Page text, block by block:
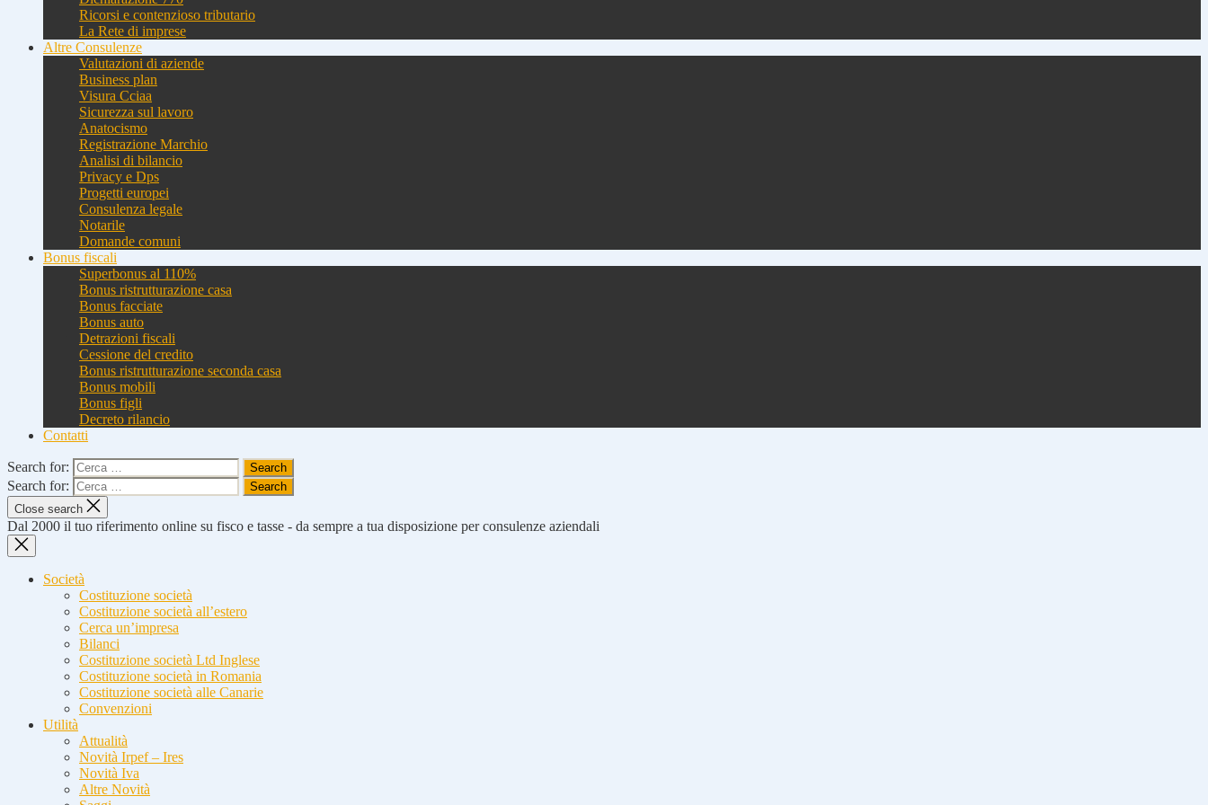
Ricorsi e contenzioso tributario
La Rete di imprese
Altre Consulenze
Valutazioni di aziende
Business plan
Visura Cciaa
Sicurezza sul lavoro
Anatocismo
Registrazione Marchio
Analisi di bilancio
Privacy e Dps
Progetti europei
Consulenza legale
Notarile
Domande comuni
Bonus fiscali
Superbonus al 110%
Bonus ristrutturazione casa
Bonus facciate
Bonus auto
Detrazioni fiscali
Cessione del credito
Bonus ristrutturazione seconda casa
Bonus mobili
Bonus figli
Decreto rilancio
Contatti
Search for:
Search for:
Close search
Dal 2000 il tuo riferimento online su fisco e tasse - da sempre a tua disposizione per consulenze aziendali
Società
Costituzione società
Costituzione società all’estero
Cerca un’impresa
Bilanci
Costituzione società Ltd Inglese
Costituzione società in Romania
Costituzione società alle Canarie
Convenzioni
Utilità
Attualità
Novità Irpef – Ires
Novità Iva
Altre Novità